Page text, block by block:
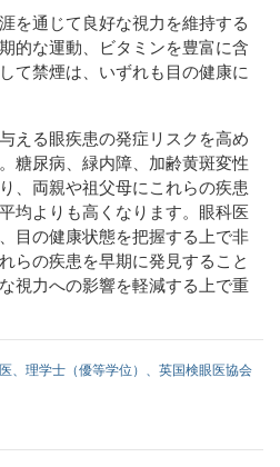
を通じて良好な視力を維持する
的な運動、ビタミンを豊富に含
て禁煙は、いずれも目の健康に
える眼疾患の発症リスクを高め
糖尿病、緑内障、加齢黄斑変性
、両親や祖父母にこれらの疾患
均よりも高くなります。眼科医
目の健康状態を把握する上で非
らの疾患を早期に発見すること
視力への影響を軽減する上で重
、理学士（優等学位）、英国検眼医協会